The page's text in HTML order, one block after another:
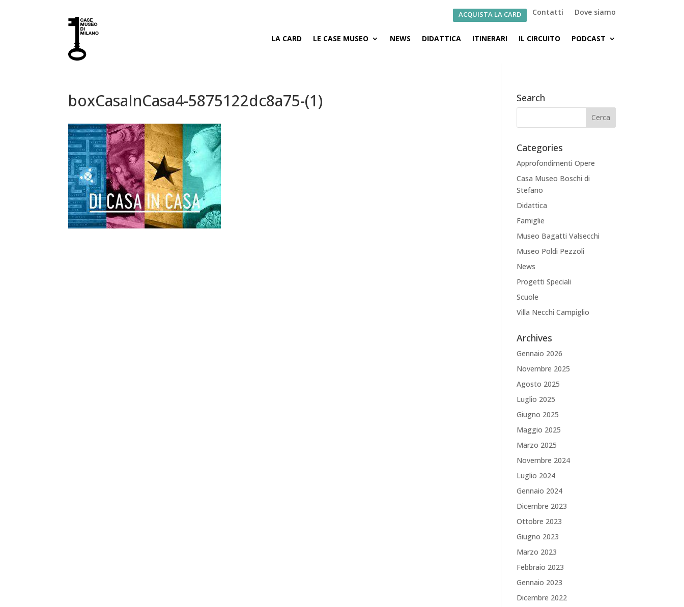
ACQUISTA LA CARD Contatti Dove siamo
LA CARD LE CASE MUSEO NEWS DIDATTICA ITINERARI IL CIRCUITO PODCAST
boxCasaInCasa4-5875122dc8a75-(1) Search
Categories
Approfondimenti Opere
Casa Museo Boschi di
Stefano
Didattica
Famiglie
Museo Bagatti Valsecchi
Museo Poldi Pezzoli
News
Progetti Speciali
Scuole
Villa Necchi Campiglio
Archives
Gennaio 2026
Novembre 2025
Agosto 2025
Luglio 2025
Giugno 2025
Maggio 2025
Marzo 2025
Novembre 2024
Luglio 2024
Gennaio 2024
Dicembre 2023
Ottobre 2023
Giugno 2023
Marzo 2023
Febbraio 2023
Gennaio 2023
Dicembre 2022